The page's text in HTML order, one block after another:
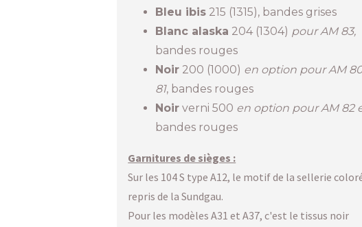
Bleu ibis 215 (1315), bandes grises
Blanc alaska 204 (1304) pour AM 83,
bandes rouges
Noir 200 (1000) en option pour AM
81, bandes rouges
Noir verni 500 en option pour AM 82
bandes rouges
Garnitures de sièges :
Sur les 104 S type A12, le motif de la sellerie
repris de la Sundgau.
Pour les modèles A31 et A37, c'est le tissus noir